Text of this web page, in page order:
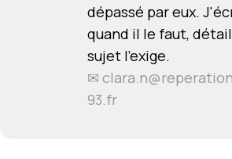
dépassé par eux.
quand il le faut,
sujet l'exige.
✉
93.fr